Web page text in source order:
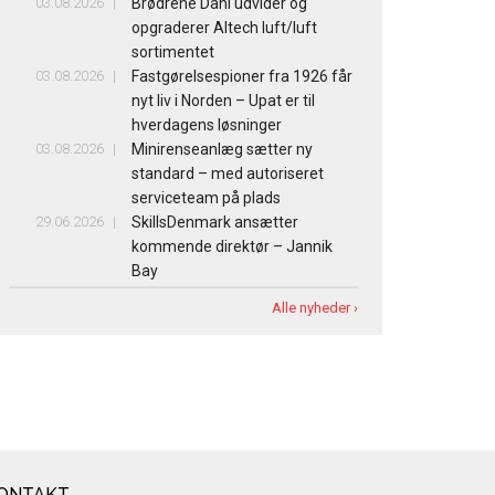
Brødrene Dahl udvider og
opgraderer Altech luft/luft
sortimentet
03.08.2026
Fastgørelsespioner fra 1926 får
nyt liv i Norden – Upat er til
hverdagens løsninger
03.08.2026
Minirenseanlæg sætter ny
standard – med autoriseret
serviceteam på plads
29.06.2026
SkillsDenmark ansætter
kommende direktør – Jannik
Bay
Alle nyheder ›